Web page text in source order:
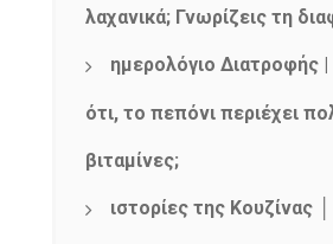
λαχανικά; Γνωρίζεις τη
ημερολόγιο Διατροφής
ότι, το πεπόνι περιέχει
βιταμίνες;
ιστορίες της Κουζίνας